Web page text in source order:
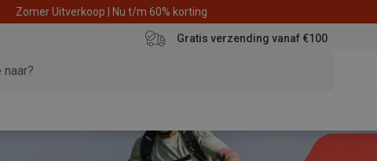
Zomer Uitverkoop | Nu t/m 60% korting
Gratis verzending vanaf €100